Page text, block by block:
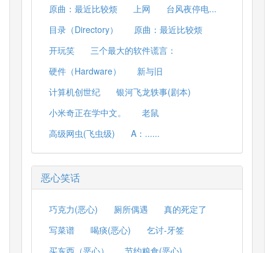
原曲：最近比较烦 上网
台风夜停电...
目录（Directory）
原曲：最近比较烦
开玩笑
三个最大的软件谎言：
硬件（Hardware）
新与旧
计算机创世纪
银河飞龙轶事(剧本)
小米奇正在学中文。
老鼠
高级网虫(飞虫级)
A：......
恶心笑话
巧克力(恶心) 厕所偶遇
真的死定了
写菜谱
喝痰(恶心)
乞讨-牙签
买东西（恶心）
节约粮食(恶心)